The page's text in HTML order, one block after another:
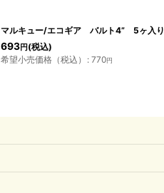
マルキュー/エコギア バルト4” 5ヶ入り
693円(税込)
希望小売価格（税込） : 770円